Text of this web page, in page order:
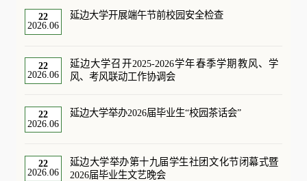
22
2026.06
延边大学开展端午节前校园安全检查
22
2026.06
延边大学召开2025-2026学年春季学期教风、学
风、考风联动工作协调会
22
2026.06
延边大学举办2026届毕业生“校园茶话会”
22
2026.06
延边大学举办第十九届学生社团文化节闭幕式暨
2026届毕业生文艺晚会